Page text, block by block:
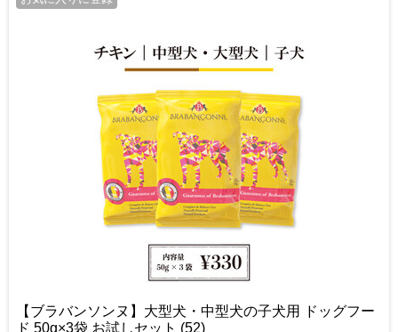
【ブラバンソンヌ】大型犬・中型犬の子犬用 ドッグフー
ド 50g×3袋 お試しセット (52)